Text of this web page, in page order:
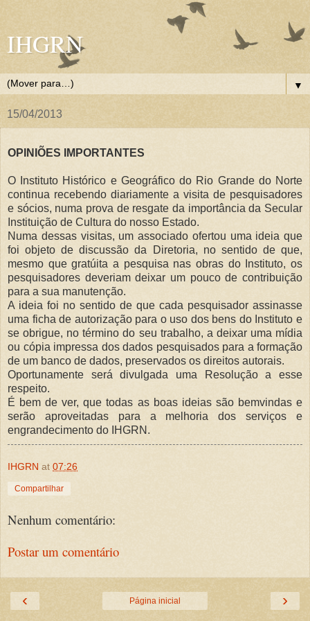
IHGRN
▼
15/04/2013
OPINIÕES IMPORTANTES
O Instituto Histórico e Geográfico do Rio Grande do Norte
continua recebendo diariamente a visita de pesquisadores
e sócios, numa prova de resgate da importância da Secular
Instituição de Cultura do nosso Estado.
Numa dessas visitas, um associado ofertou uma ideia que
foi objeto de discussão da Diretoria, no sentido de que,
mesmo que gratúita a pesquisa nas obras do Instituto, os
pesquisadores deveriam deixar um pouco de contribuição
para a sua manutenção.
A ideia foi no sentido de que cada pesquisador assinasse
uma ficha de autorização para o uso dos bens do Instituto e
se obrigue, no término do seu trabalho, a deixar uma mídia
ou cópia impressa dos dados pesquisados para a formação
de um banco de dados, preservados os direitos autorais.
Oportunamente será divulgada uma Resolução a esse
respeito.
É bem de ver, que todas as boas ideias são bemvindas e
serão aproveitadas para a melhoria dos serviços e
engrandecimento do IHGRN.
IHGRN at 07:26
Compartilhar
Nenhum comentário:
Postar um comentário
‹ ›
Página inicial